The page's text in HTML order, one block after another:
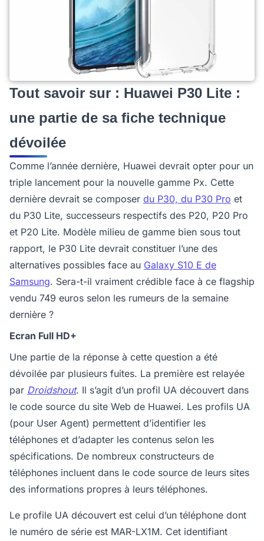
Tout savoir sur : Huawei P30 Lite :
une partie de sa fiche technique
dévoilée
Comme l’année dernière, Huawei devrait opter pour un
triple lancement pour la nouvelle gamme Px. Cette
dernière devrait se composer du P30, du P30 Pro et
du P30 Lite, successeurs respectifs des P20, P20 Pro
et P20 Lite. Modèle milieu de gamme bien sous tout
rapport, le P30 Lite devrait constituer l’une des
alternatives possibles face au Galaxy S10 E de
Samsung. Sera-t-il vraiment crédible face à ce flagship
vendu 749 euros selon les rumeurs de la semaine
dernière ?
Ecran Full HD+
Une partie de la réponse à cette question a été
dévoilée par plusieurs fuites. La première est relayée
par Droidshout. Il s’agit d’un profil UA découvert dans
le code source du site Web de Huawei. Les profils UA
(pour User Agent) permettent d’identifier les
téléphones et d’adapter les contenus selon les
spécifications. De nombreux constructeurs de
téléphones incluent dans le code source de leurs sites
des informations propres à leurs téléphones.
Le profile UA découvert est celui d’un téléphone dont
le numéro de série est MAR-LX1M. Cet identifiant